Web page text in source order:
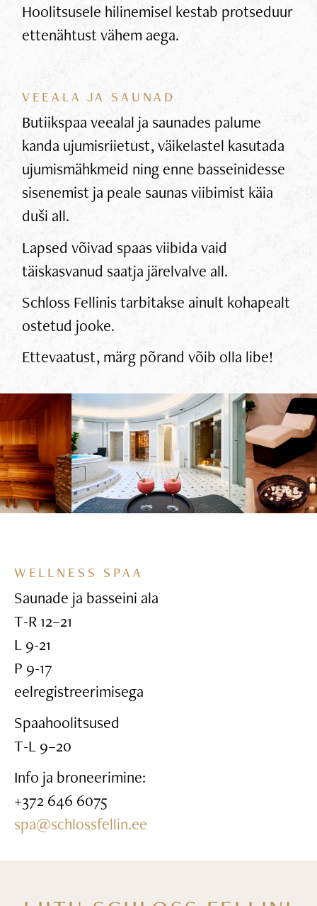
Hoolitsusele hilinemisel kestab protseduur
ettenähtust vähem aega.
VEEALA JA SAUNAD
Butiikspaa veealal ja saunades palume
kanda ujumisriietust, väikelastel kasutada
ujumismähkmeid ning enne basseinidesse
sisenemist ja peale saunas viibimist käia
duši all.
Lapsed võivad spaas viibida vaid
täiskasvanud saatja järelvalve all.
Schloss Fellinis tarbitakse ainult kohapealt
ostetud jooke.
Ettevaatust, märg põrand võib olla libe!
WELLNESS SPAA
Saunade ja basseini ala
T-R 12–21
L 9-21
P 9-17
eelregistreerimisega
Spaahoolitsused
T-L 9–20
Info ja broneerimine:
+372 646 6075
spa@schlossfellin.ee